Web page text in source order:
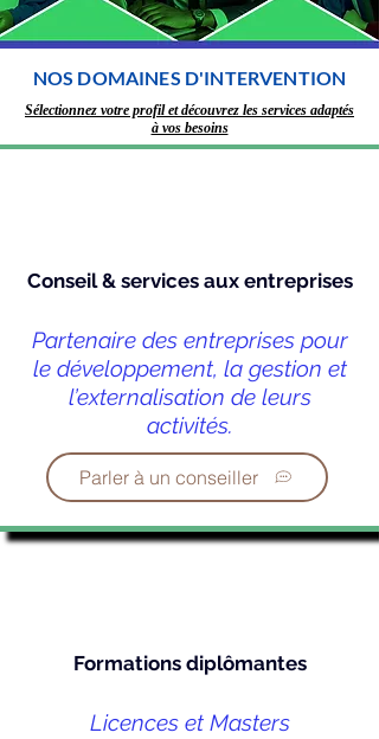
NOS DOMAINES D'INTERVENTION
Sélectionnez votre profil et découvrez les services adaptés
à vos besoins
Conseil & services aux entreprises
Partenaire des entreprises pour
le développement, la gestion et
l’externalisation de leurs
activités.
Parler à un conseiller
Formations diplômantes
Licences et Masters